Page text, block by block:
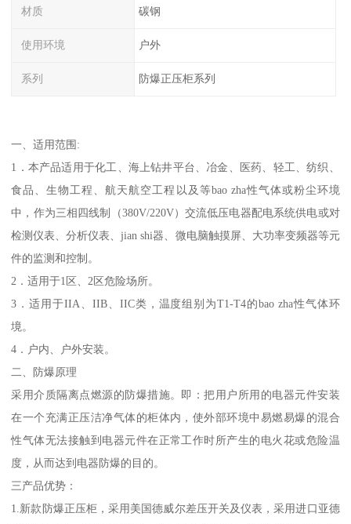
材质 碳钢
使用环境 户外
系列 防爆正压柜系列
一、适用范围:
1．本产品适用于化工、海上钻井平台、冶金、医药、轻工、纺织、
食品、生物工程、航天航空工程以及等bao zha性气体或粉尘环境
中，作为三相四线制（380V/220V）交流低压电器配电系统供电或对
检测仪表、分析仪表、jian shi器、微电脑触摸屏、大功率变频器等元
件的监测和控制。
2．适用于1区、2区危险场所。
3．适用于IIA、IIB、IIC类，温度组别为T1-T4的bao zha性气体环
境。
4．户内、户外安装。
二、防爆原理
采用介质隔离点燃源的防爆措施。即：把用户所用的电器元件安装
在一个充满正压洁净气体的柜体内，使外部环境中易燃易爆的混合
性气体无法接触到电器元件在正常工作时所产生的电火花或危险温
度，从而达到电器防爆的目的。
三产品优势：
1.新款防爆正压柜，采用美国德威尔差压开关及仪表，采用进口亚德